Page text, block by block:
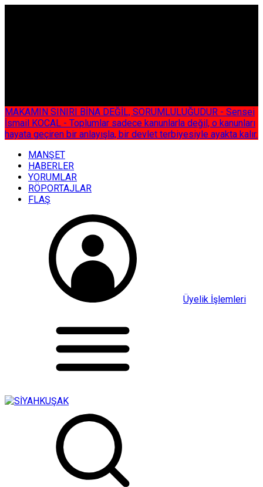
MAKAMIN SINIRI BİNA DEĞİL, SORUMLULUĞUDUR - Sensei
İsmail KOCAL - Toplumlar sadece kanunlarla değil, o kanunları
hayata geçiren bir anlayışla, bir devlet terbiyesiyle ayakta kalır.
MANŞET
HABERLER
YORUMLAR
RÖPORTAJLAR
FLAŞ
Üyelik İşlemleri